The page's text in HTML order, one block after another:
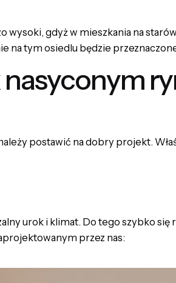
gdyż w mieszkania na
na tym osiedlu będzie
postawić na dobry projekt.
urok i klimat. Do tego szybko się
przez nas: